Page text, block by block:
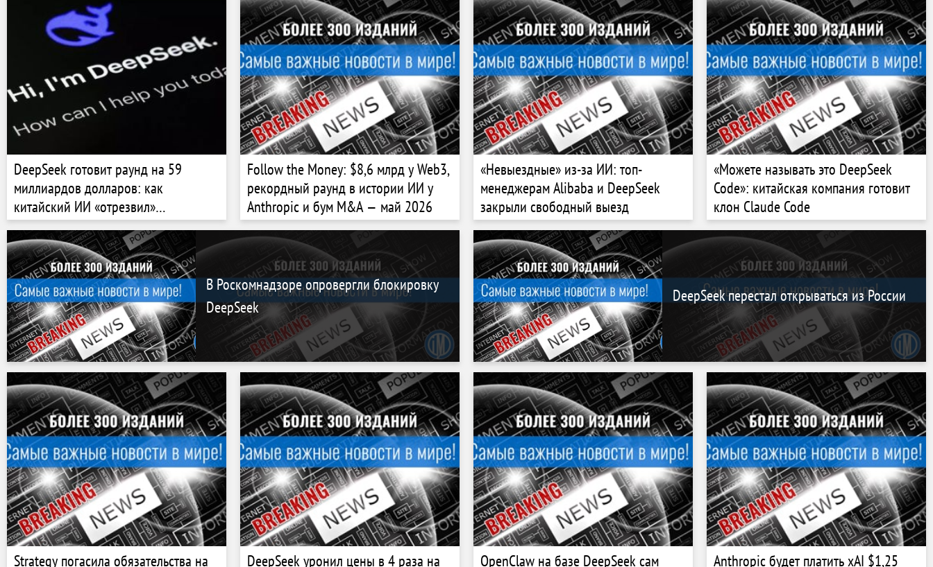
DeepSeek готовит раунд на 59
миллиардов долларов: как
китайский ИИ «отрезвил»
Кремниевую долину
Follow the Money: $8,6 млрд у Web3,
рекордный раунд в истории ИИ у
Anthropic и бум M&A — май 2026
«Невыездные» из-за ИИ: топ-
менеджерам Alibaba и DeepSeek
закрыли свободный выезд
«Можете называть это DeepSeek
Code»: китайская компания готовит
клон Claude Code
В Роскомнадзоре опровергли блокировку
DeepSeek
DeepSeek перестал открываться из России
Strategy погасила обязательства на
DeepSeek уронил цены в 4 раза на
OpenClaw на базе DeepSeek сам
Anthropic будет платить xAI $1,25